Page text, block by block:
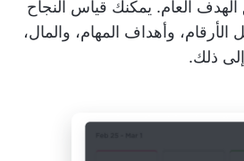
العام. يمكنك قياس النجاح
وأهداف المهام، والمال،
ذلك.